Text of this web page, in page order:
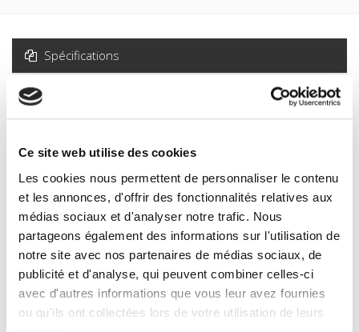
Ce site web utilise des cookies
Les cookies nous permettent de personnaliser le contenu
et les annonces, d'offrir des fonctionnalités relatives aux
médias sociaux et d'analyser notre trafic. Nous
partageons également des informations sur l'utilisation de
notre site avec nos partenaires de médias sociaux, de
publicité et d'analyse, qui peuvent combiner celles-ci
avec d'autres informations que vous leur avez fournies
ou qu'ils ont collectées lors de votre utilisation de leurs
Spécifications
Sommaire
Spécifications
Éditeur
Presses de Sciences Po
Auteur
Johanna Siméant
Revue